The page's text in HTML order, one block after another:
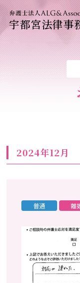
宇都宮法律事
2024年12月
普通 離